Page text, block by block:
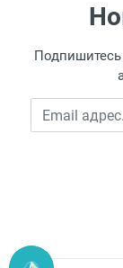
Подпишитесь
Email адрес